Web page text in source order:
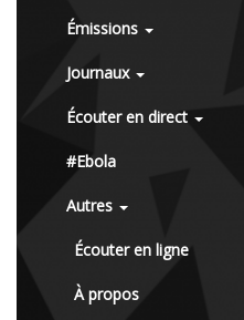
Émissions
Journaux
Écouter en direct
#Ebola
Autres
Écouter en ligne
À propos